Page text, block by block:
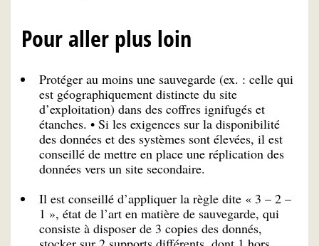
Pour aller plus loin
Protéger au moins une sauvegarde (ex. : celle qui
est géographiquement distincte du site
d’exploitation) dans des coffres ignifugés et
étanches. • Si les exigences sur la disponibilité
des données et des systèmes sont élevées, il est
conseillé de mettre en place une réplication des
données vers un site secondaire.
Il est conseillé d’appliquer la règle dite « 3 – 2 –
1 », état de l’art en matière de sauvegarde, qui
consiste à disposer de 3 copies des donnés,